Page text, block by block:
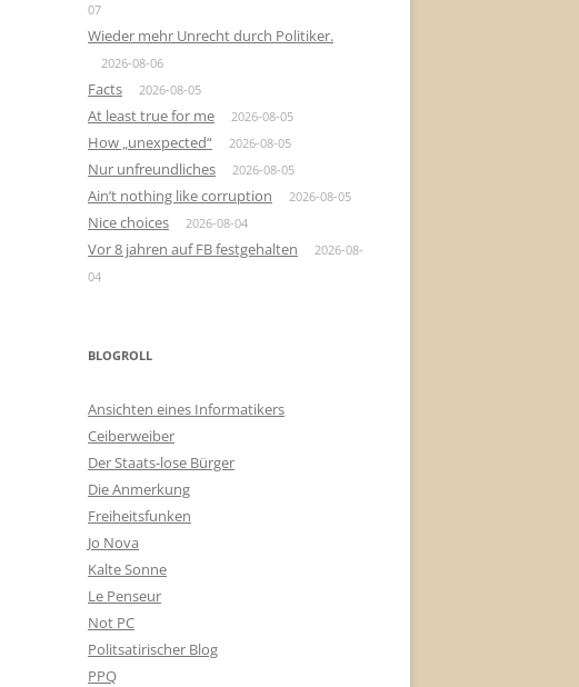
07
Wieder mehr Unrecht durch Politiker.
2026-08-06
Facts 2026-08-05
At least true for me 2026-08-05
How „unexpected“ 2026-08-05
Nur unfreundliches 2026-08-05
Ain’t nothing like corruption 2026-08-05
Nice choices 2026-08-04
Vor 8 jahren auf FB festgehalten
2026-08-
04
BLOGROLL
Ansichten eines Informatikers
Ceiberweiber
Der Staats-lose Bürger
Die Anmerkung
Freiheitsfunken
Jo Nova
Kalte Sonne
Le Penseur
Not PC
Politsatirischer Blog
PPQ